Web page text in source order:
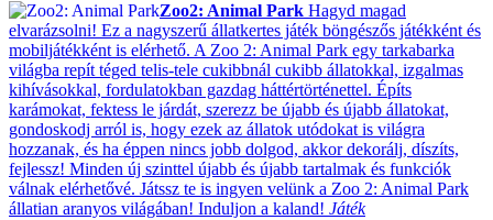
Zoo2: Animal Park Hagyd magad
elvarázsolni! Ez a nagyszerű állatkertes játék böngészős játékként és
mobiljátékként is elérhető. A Zoo 2: Animal Park egy tarkabarka
világba repít téged telis-tele cukibbnál cukibb állatokkal, izgalmas
kihívásokkal, fordulatokban gazdag háttértörténettel. Építs
karámokat, fektess le járdát, szerezz be újabb és újabb állatokat,
gondoskodj arról is, hogy ezek az állatok utódokat is világra
hozzanak, és ha éppen nincs jobb dolgod, akkor dekorálj, díszíts,
fejlessz! Minden új szinttel újabb és újabb tartalmak és funkciók
válnak elérhetővé. Játssz te is ingyen velünk a Zoo 2: Animal Park
állatian aranyos világában! Induljon a kaland! Játék